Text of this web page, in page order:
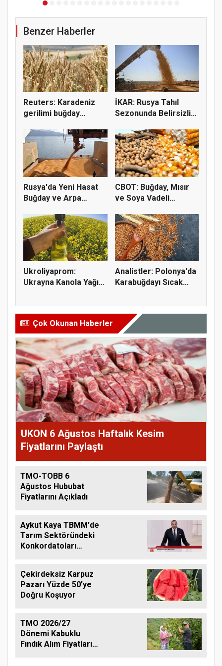
Benzer Haberler
Reuters: Karadeniz
gerilimi buğday
İKAR: Rusya Tahıl
Sezonunda Belirsizlik
Rusya'da Yeni Hasat
Buğday ve Arpa
CBOT: Buğday, Mısır
ve Soya Vadeli
Ukroliyaprom:
Ukrayna Kanola Yağı
Analistler: Polonya'da
Karabuğdayı Sıcak
Çok Okunan Haberler
UKON 6 Ağustos Haftalık Kesim
Fiyatlarını Paylaştı
TMO-TOBB 6
Ağustos Hububat
Fiyatlarını Açıkladı
Aykut Kaya TBMM'de
Tarım Sektöründeki
Konkordatoları
Çekirdeksiz Karpuz
Pazarı Yüzde 50’ye
Doğru Koşuyor
TMO 2026/27
Dönemi Kabuklu
Fındık Alım Fiyatlarını